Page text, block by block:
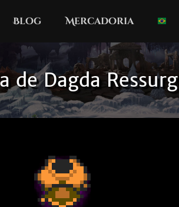
Blog Mercadoria
de Dagda